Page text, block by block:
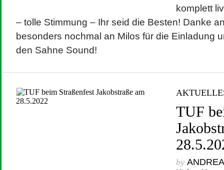
komplett
– tolle Stimmung – Ihr seid die Besten! Danke
besonders nochmal an Milos für die Einladung
den Sahne Sound!
TUF
by